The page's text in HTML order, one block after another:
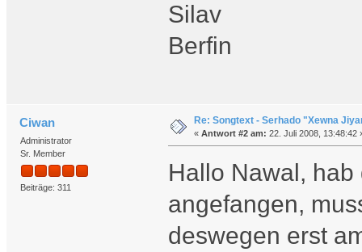
Silav
Berfin
Ciwan
Administrator
Sr. Member
Beiträge: 311
Re: Songtext - Serhado "Xewna
« Antwort #2 am: 22. Juli 2008, 13:48:42
Hallo Nawal,
angefangen,
deswegen erst